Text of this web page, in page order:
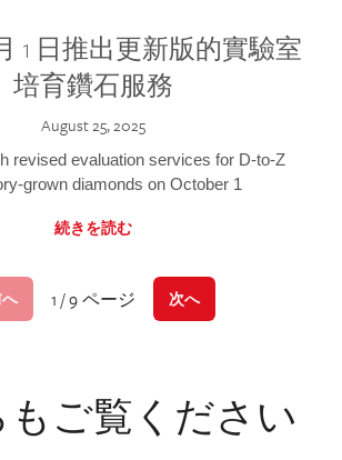
1 日推出更新版的實驗室
培育鑽石服務
August 25, 2025
revised evaluation services for D-to-Z
grown diamonds on October 1
続きを読む
1 / 9 ページ 次へ
もご覧ください